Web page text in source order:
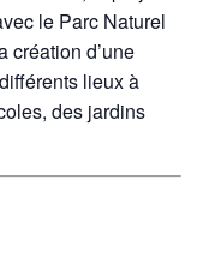
le Parc Naturel
création d’une
lieux à
des jardins